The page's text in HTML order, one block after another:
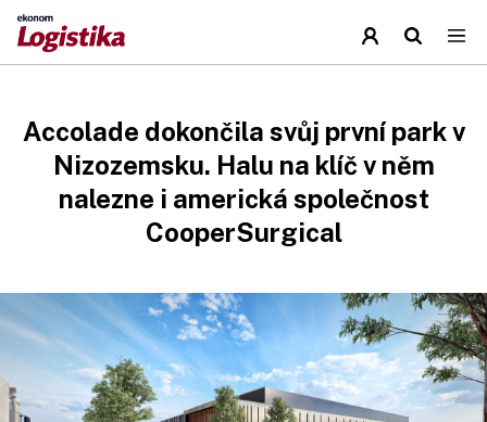
Accolade dokončila svůj první park v
Nizozemsku. Halu na klíč v něm
nalezne i americká společnost
CooperSurgical